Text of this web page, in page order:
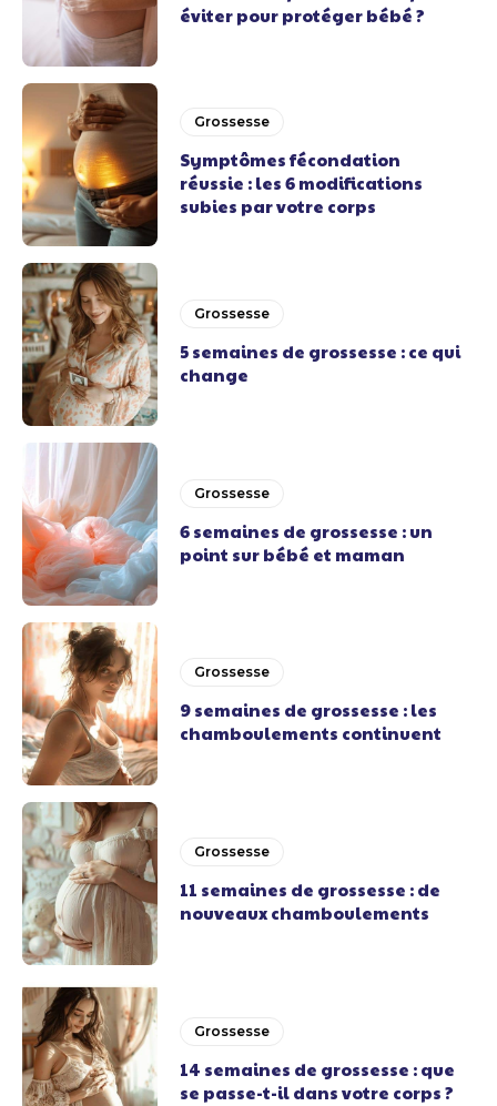
éviter pour protéger bébé ?
Grossesse
Symptômes fécondation
réussie : les 6 modifications
subies par votre corps
Grossesse
5 semaines de grossesse : ce qui
change
Grossesse
6 semaines de grossesse : un
point sur bébé et maman
Grossesse
9 semaines de grossesse : les
chamboulements continuent
Grossesse
11 semaines de grossesse : de
nouveaux chamboulements
Grossesse
14 semaines de grossesse : que
se passe-t-il dans votre corps ?